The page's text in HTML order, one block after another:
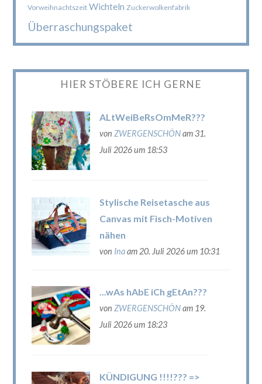
Vorweihnachtszeit Wichteln Zuckerwolkenfabrik
Überraschungspaket
HIER STÖBERE ICH GERNE
ALtWeiBeRsOmMeR???
von ZWERGENSCHÖNam 31.
Juli 2026 um 18:53
Stylische Reisetasche aus
Canvas mit Fisch-Motiven
nähen
von Inaam 20. Juli 2026 um 10:31
...wAs hAbE iCh gEtAn???
von ZWERGENSCHÖNam 19.
Juli 2026 um 18:23
KÜNDIGUNG !!!!??? =>